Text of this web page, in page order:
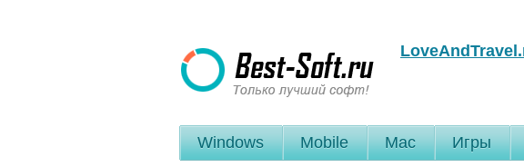
Windows Mobile Mac Игры